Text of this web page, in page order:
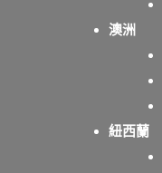
澳洲
紐西蘭